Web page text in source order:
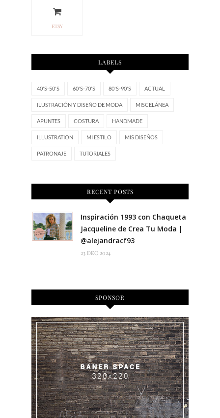
ETSY
LABELS
40'S-50'S 60'S-70'S 80'S-90'S ACTUAL
ILUSTRACIÓN Y DISEÑO DE MODA MISCELÁNEA
APUNTES COSTURA HANDMADE
ILLUSTRATION MI ESTILO MIS DISEÑOS
PATRONAJE TUTORIALES
RECENT POSTS
Inspiración 1993 con Chaqueta
Jacqueline de Crea Tu Moda |
@alejandracf93
23 DEC 2024
SPONSOR